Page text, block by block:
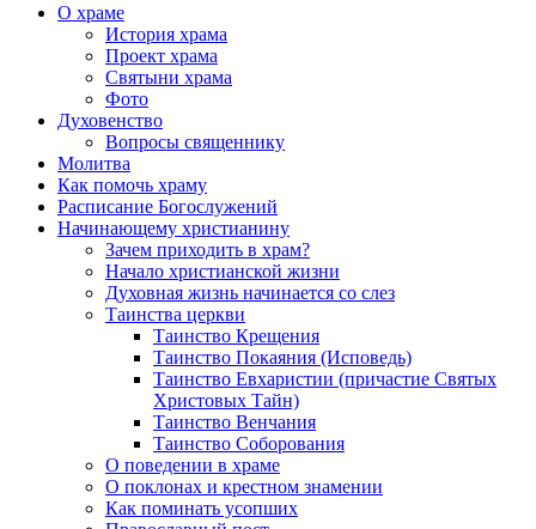
О храме
История храма
Проект храма
Святыни храма
Фото
Духовенство
Вопросы священнику
Молитва
Как помочь храму
Расписание Богослужений
Начинающему христианину
Зачем приходить в храм?
Начало христианской жизни
Духовная жизнь начинается со слез
Таинства церкви
Таинство Крещения
Таинство Покаяния (Исповедь)
Таинство Евхаристии (причастие Святых
Христовых Тайн)
Таинство Венчания
Таинство Соборования
О поведении в храме
О поклонах и крестном знамении
Как поминать усопших